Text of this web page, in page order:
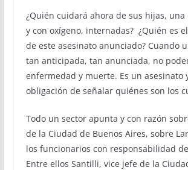
¿Quién cuidará ahora de sus hijas,
y con oxígeno, internadas? ¿Quién es
de este asesinato anunciado? Cuando
tan anticipada, tan anunciada, no
enfermedad y muerte. Es un asesinato
obligación de señalar quiénes son los
Todo un sector apunta y con razón
de la Ciudad de Buenos Aires, sobre
los funcionarios con responsabilidad
Entre ellos Santilli, vice jefe de la